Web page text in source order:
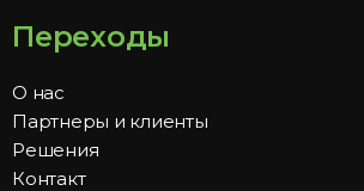
Переходы
О нас
Партнеры и клиенты
Решения
Контакт